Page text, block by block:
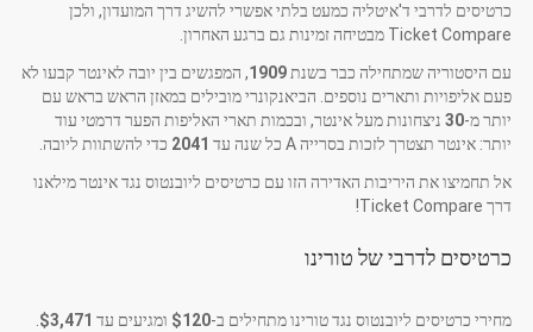
כרטיסים לדרבי ד'איטליה כמעט בלתי אפשרי להשיג דרך המועדון, ולכן
Ticket Compare מבטיחה זמינות גם ברגע האחרון.
עם היסטוריה שמתחילה כבר בשנת 1909, המפגשים בין יובה לאינטר קבעו לא
פעם אליפויות ותארים נוספים. הביאנקונרי מובילים במאזן הראש בראש עם
יותר מ-30 ניצחונות מעל אינטר, ובכמות תארי האליפות הפער דרמטי עוד
יותר: אינטר תצטרך לזכות בסרייה A כל שנה עד
2041 כדי להשתוות ליובה.
אל תחמיצו את היריבות האדירה הזו עם כרטיסים ליובנטוס נגד אינטר מילאנו
דרך Ticket Compare!
כרטיסים לדרבי של טורינו
מחירי כרטיסים ליובנטוס נגד טורינו מתחילים ב-$120 ומגיעים עד $3,471